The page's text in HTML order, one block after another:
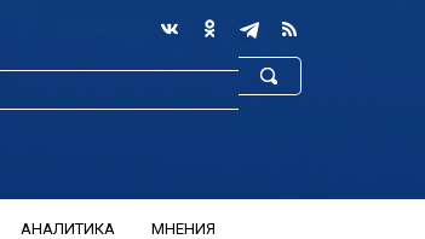
АНАЛИТИКА МНЕНИЯ